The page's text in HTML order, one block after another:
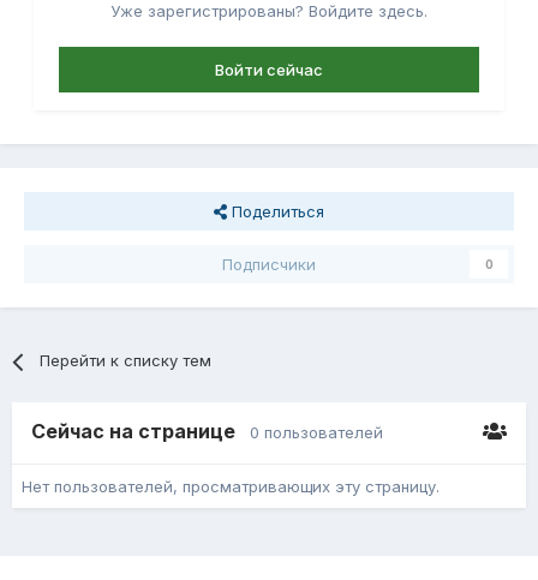
Уже зарегистрированы? Войдите здесь.
Войти сейчас
Поделиться
Подписчики 0
Перейти к списку тем
Сейчас на странице 0 пользователей
Нет пользователей, просматривающих эту страницу.